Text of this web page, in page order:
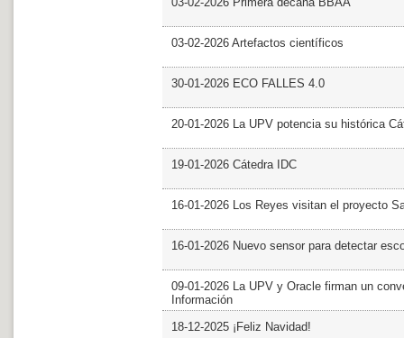
03-02-2026 Artefactos científicos
30-01-2026 ECO FALLES 4.0
20-01-2026 La UPV potencia su histórica
19-01-2026 Cátedra IDC
16-01-2026 Los Reyes visitan el proyecto
16-01-2026 Nuevo sensor para detectar
09-01-2026 La UPV y Oracle firman un
Información
18-12-2025 ¡Feliz Navidad!